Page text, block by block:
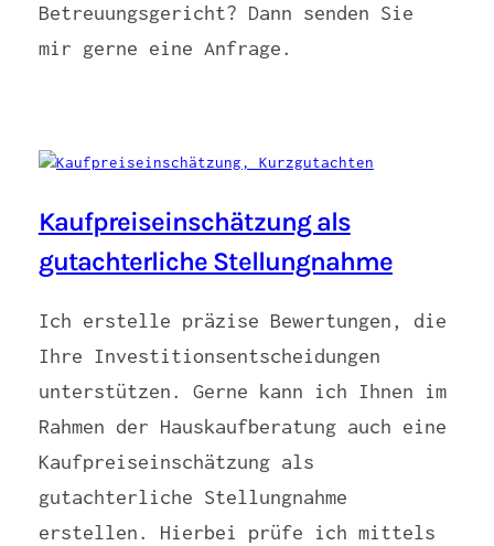
Betreuungsgericht? Dann senden Sie
mir gerne eine Anfrage.
Kaufpreiseinschätzung als
gutachterliche Stellungnahme
Ich erstelle präzise Bewertungen, die
Ihre Investitionsentscheidungen
unterstützen. Gerne kann ich Ihnen im
Rahmen der Hauskaufberatung auch eine
Kaufpreiseinschätzung als
gutachterliche Stellungnahme
erstellen. Hierbei prüfe ich mittels